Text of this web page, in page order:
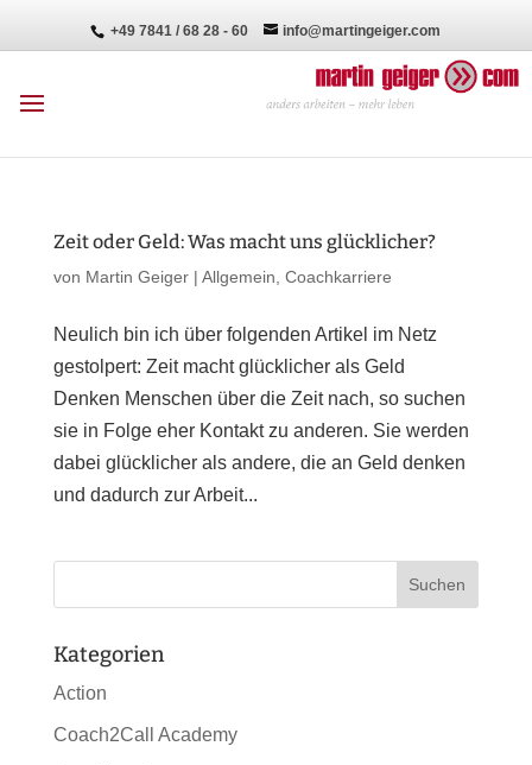
+49 7841 / 68 28 - 60 info@martingeiger.com
Zeit oder Geld: Was macht uns glücklicher?
von Martin Geiger| Allgemein Coachkarriere
Neulich bin ich über folgenden Artikel im Netz
gestolpert: Zeit macht glücklicher als Geld
Denken Menschen über die Zeit nach, so suchen
sie in Folge eher Kontakt zu anderen. Sie werden
dabei glücklicher als andere, die an Geld denken
und dadurch zur Arbeit...
Kategorien
Action
Coach2Call Academy